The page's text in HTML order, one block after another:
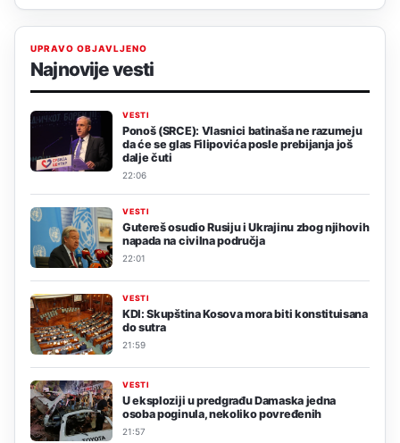
UPRAVO OBJAVLJENO
Najnovije vesti
VESTI
Ponoš (SRCE): Vlasnici batinaša ne razumeju
da će se glas Filipovića posle prebijanja još
dalje čuti
22:06
VESTI
Gutereš osudio Rusiju i Ukrajinu zbog njihovih
napada na civilna područja
22:01
VESTI
KDI: Skupština Kosova mora biti konstituisana
do sutra
21:59
VESTI
U eksploziji u predgrađu Damaska jedna
osoba poginula, nekoliko povređenih
21:57